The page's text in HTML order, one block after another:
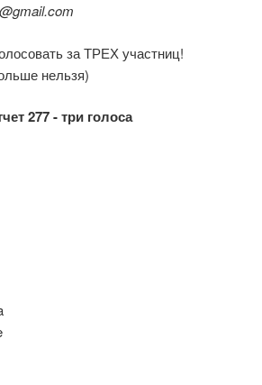
за ТРЕХ участниц!
нельзя)
277 - три голоса